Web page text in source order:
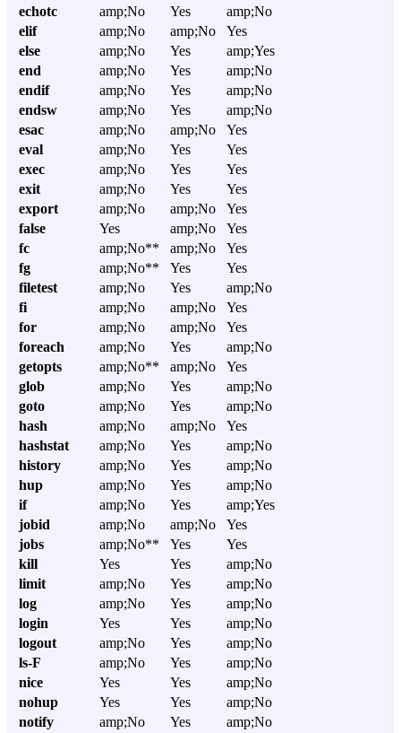
echotc amp;No Yes
amp;No
elif
amp;No amp;No
Yes
else
amp;No Yes
amp;Yes
end
amp;No Yes
amp;No
endif
amp;No Yes
amp;No
endsw
amp;No Yes
amp;No
esac
amp;No amp;No
Yes
eval
amp;No Yes
Yes
exec
amp;No Yes
Yes
exit
amp;No Yes
Yes
export
amp;No amp;No
Yes
false
Yes amp;No
Yes
fc
amp;No** amp;No
Yes
fg
amp;No** Yes
Yes
filetest
amp;No Yes
amp;No
fi
amp;No amp;No
Yes
for
amp;No amp;No
Yes
foreach
amp;No Yes
amp;No
getopts
amp;No** amp;No
Yes
glob
amp;No Yes
amp;No
goto
amp;No Yes
amp;No
hash
amp;No amp;No
Yes
hashstat
amp;No Yes
amp;No
history
amp;No Yes
amp;No
hup
amp;No Yes
amp;No
if
amp;No Yes
amp;Yes
jobid
amp;No amp;No
Yes
jobs
amp;No** Yes
Yes
kill
Yes Yes
amp;No
limit
amp;No Yes
amp;No
log
amp;No Yes
amp;No
login
Yes Yes
amp;No
logout
amp;No Yes
amp;No
ls-F
amp;No Yes
amp;No
nice
Yes Yes
amp;No
nohup
Yes Yes
amp;No
notify
amp;No Yes
amp;No